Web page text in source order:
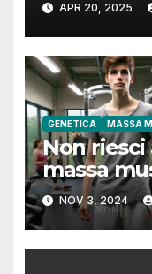
APR 20, 2025
GENETICA MASSA
Non
massa
fare!
NOV 3, 2024